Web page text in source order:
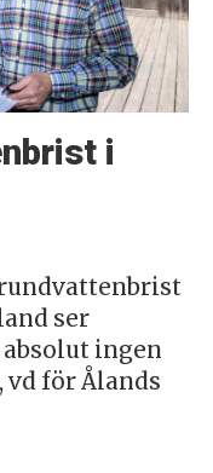
i
ser
ingen
vd för Ålands